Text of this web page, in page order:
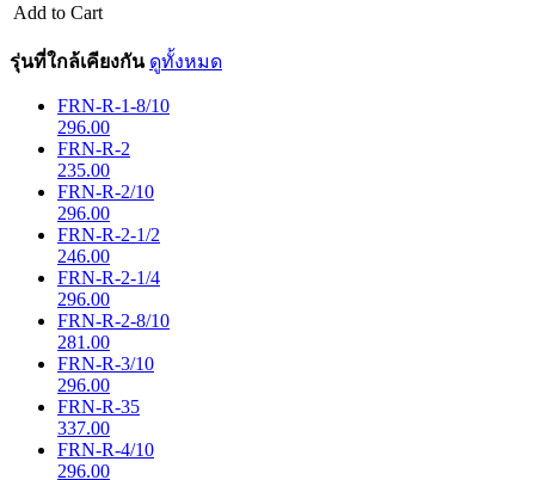
Add to Cart
รุ่นที่ใกล้เคียงกัน ดูทั้งหมด
FRN-R-1-8/10
296.00
FRN-R-2
235.00
FRN-R-2/10
296.00
FRN-R-2-1/2
246.00
FRN-R-2-1/4
296.00
FRN-R-2-8/10
281.00
FRN-R-3/10
296.00
FRN-R-35
337.00
FRN-R-4/10
296.00